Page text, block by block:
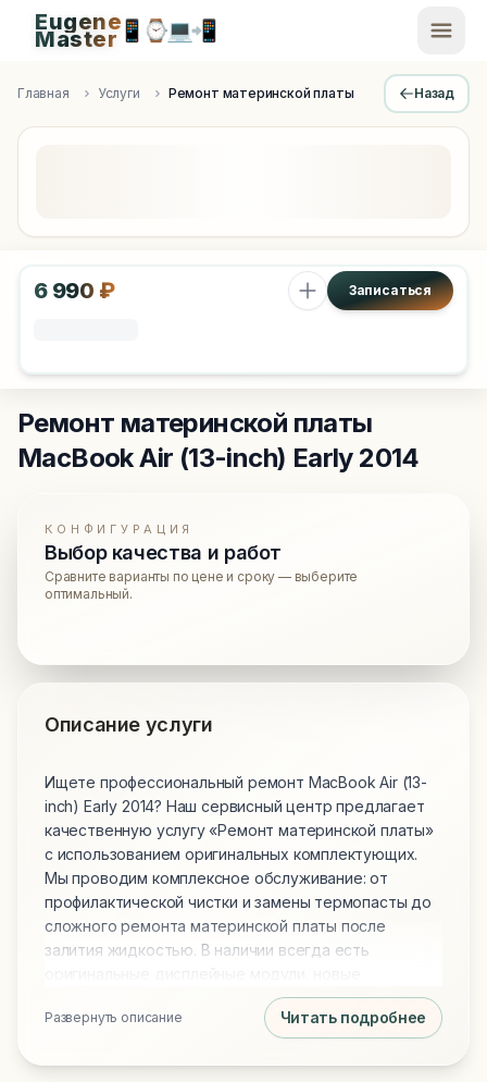
Apple Diagnostics & Engineering Authority in Saint
Eugene
Master📱 ⌚💻📲
Главная Услуги Ремонт материнской платы Назад
6 990 ₽ Записаться
Ремонт материнской платы
MacBook Air (13-inch) Early 2014
КОНФИГУРАЦИЯ
Выбор качества и работ
Сравните варианты по цене и сроку — выберите
оптимальный.
Описание услуги
Ищете профессиональный ремонт MacBook Air (13-
inch) Early 2014? Наш сервисный центр предлагает
качественную услугу «Ремонт материнской платы»
с использованием оригинальных комплектующих.
Мы проводим комплексное обслуживание: от
профилактической чистки и замены термопасты до
сложного ремонта материнской платы после
залития жидкостью. В наличии всегда есть
аккумуляторы и клавиатуры для всех моделей.
Обращаясь к нам, вы получаете технически
устройства.
Развернуть описание Читать подробнее